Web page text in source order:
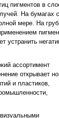
пигментов в
На бумагах с
мере. На
устранить
ассортимент
открывает
и пластиков,